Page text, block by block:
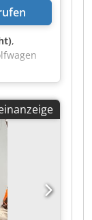
,
Laufender
Rox
B.V.
ohne